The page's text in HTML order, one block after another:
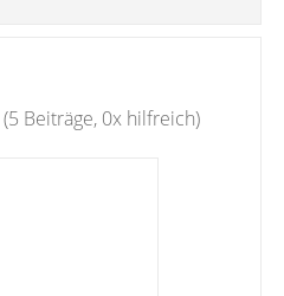
(5 Beiträge, 0x hilfreich)